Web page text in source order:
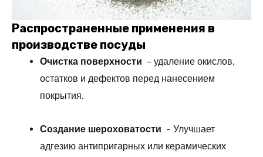
Распространенные применения в
производстве посуды
Очистка поверхности – удаление окислов,
остатков и дефектов перед нанесением
покрытия.
Создание шероховатости – Улучшает
адгезию антипригарных или керамических